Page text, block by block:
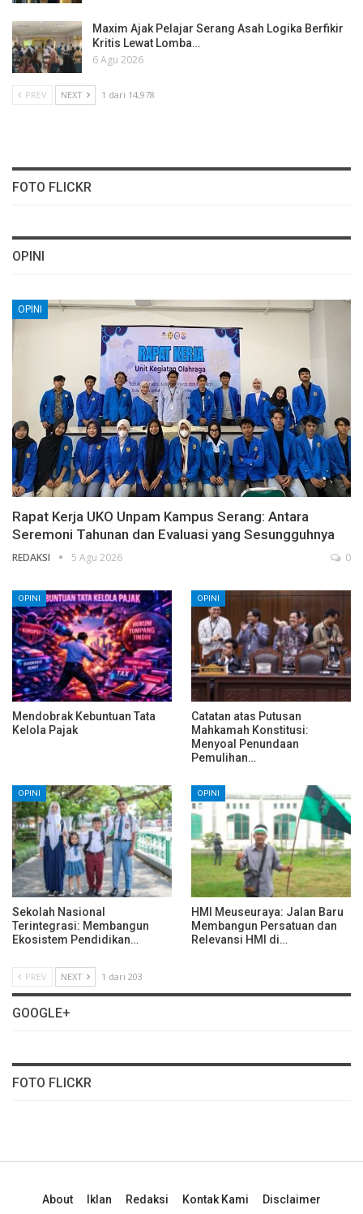
Maxim Ajak Pelajar Serang Asah Logika Berfikir
Kritis Lewat Lomba…
6 Agu 2026
PREV NEXT 1 dari 14,978
FOTO FLICKR
OPINI
OPINI
Rapat Kerja UKO Unpam Kampus Serang: Antara
Seremoni Tahunan dan Evaluasi yang Sesungguhnya
REDAKSI 5 Agu 2026 0
OPINI
Mendobrak Kebuntuan Tata
Kelola Pajak
OPINI
Catatan atas Putusan
Mahkamah Konstitusi:
Menyoal Penundaan
Pemulihan…
OPINI
Sekolah Nasional
Terintegrasi: Membangun
Ekosistem Pendidikan…
OPINI
HMI Meuseuraya: Jalan Baru
Membangun Persatuan dan
Relevansi HMI di…
PREV NEXT 1 dari 203
GOOGLE+
FOTO FLICKR
About Iklan Redaksi Kontak Kami Disclaimer